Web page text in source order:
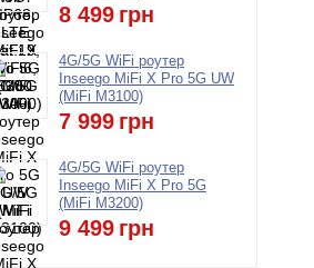
8 499 грн
4G/5G WiFi роутер
Inseego MiFi X Pro 5G UW
(MiFi M3100)
7 999 грн
4G/5G WiFi роутер
Inseego MiFi X Pro 5G
(MiFi M3200)
9 499 грн